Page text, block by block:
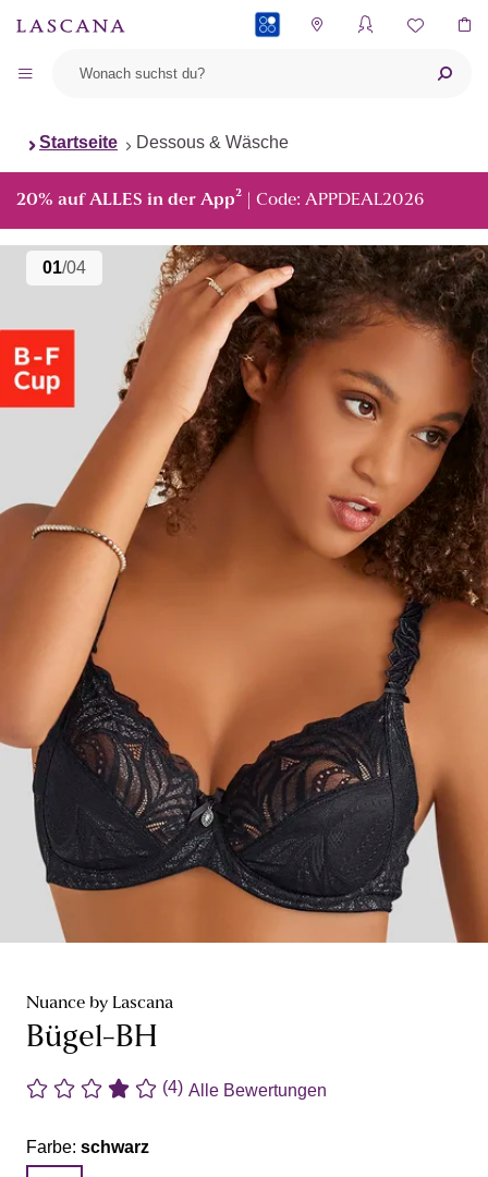
Startseite Dessous & Wäsche
20% auf ALLES in der App² | Code: APPDEAL2026
01/04
Nuance by Lascana
Bügel-BH
(4) Alle Bewertungen
Farbe: schwarz